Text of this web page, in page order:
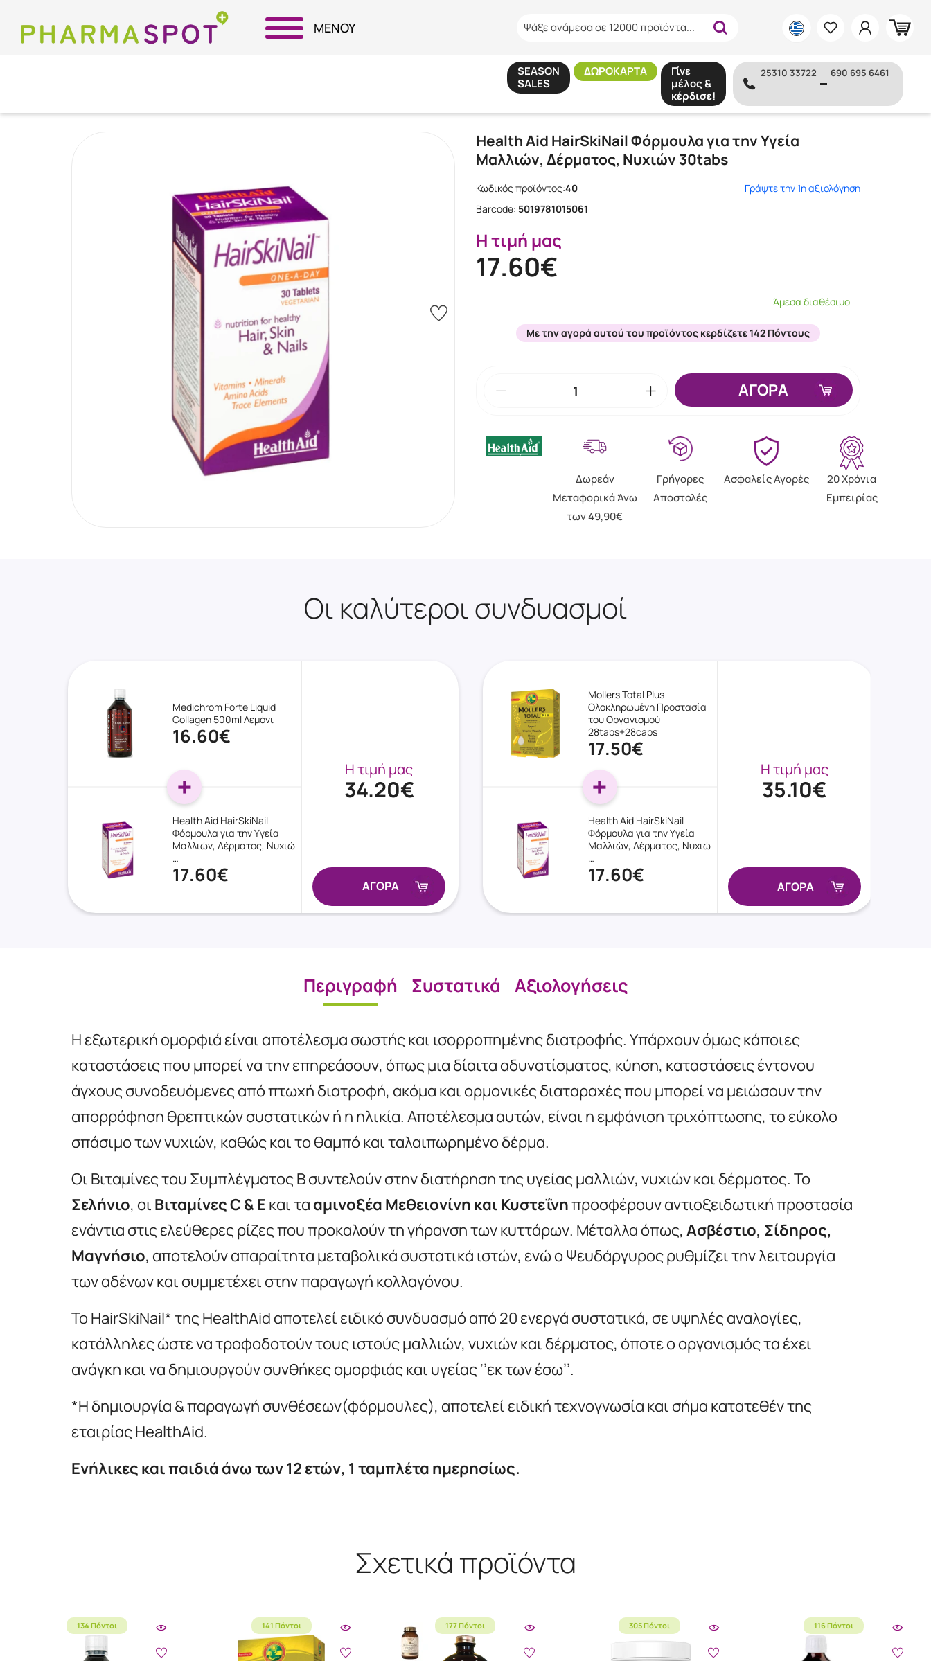
ΜΕΝΟΥ Ψάξε ανάμεσα σε 12000 προϊόντα...
SEASON
SALES
ΔΩΡΟΚΑΡΤΑ
Γίνε
μέλος &
κέρδισε!
25310 33722 690 695 6461
Health Aid HairSkiNail Φόρμουλα για την Υγεία Μαλλιών, Δέρματος, Νυχιών 30tabs
Health Aid HairSkiNail Φόρμουλα για την Υγεία
Μαλλιών, Δέρματος, Νυχιών 30tabs
Κωδικός προϊόντος:40
Γράψτε την 1η αξιολόγηση
Barcode: 5019781015061
Η τιμή μας
17.60€
Άμεσα διαθέσιμο
Με την αγορά αυτού του προϊόντος κερδίζετε 142 Πόντους
ΑΓΟΡΑ
Δωρεάν
Μεταφορικά Άνω
των 49,90€
Γρήγορες
Αποστολές
Ασφαλείς Αγορές
20 Χρόνια
Εμπειρίας
Οι καλύτεροι συνδυασμοί
Medichrom Forte Liquid
Collagen 500ml Λεμόνι
16.60€
Health Aid HairSkiNail
Φόρμουλα για την Υγεία
Μαλλιών, Δέρματος, Νυχιώ
…
17.60€
Η τιμή μας
34.20€
ΑΓΟΡΑ
Mollers Total Plus
Oλοκληρωμένη Προστασία
του Οργανισμού
28tabs+28caps
17.50€
Health Aid HairSkiNail
Φόρμουλα για την Υγεία
Μαλλιών, Δέρματος, Νυχιώ
…
17.60€
Η τιμή μας
35.10€
ΑΓΟΡΑ
Περιγραφή Συστατικά Αξιολογήσεις
Η εξωτερική ομορφιά είναι αποτέλεσμα σωστής και ισορροπημένης διατροφής. Υπάρχουν όμως κάποιες
καταστάσεις που μπορεί να την επηρεάσουν, όπως μια δίαιτα αδυνατίσματος, κύηση, καταστάσεις έντονου
άγχους συνοδευόμενες από πτωχή διατροφή, ακόμα και ορμονικές διαταραχές που μπορεί να μειώσουν την
απορρόφηση θρεπτικών συστατικών ή η ηλικία. Αποτέλεσμα αυτών, είναι η εμφάνιση τριχόπτωσης, το εύκολο
σπάσιμο των νυχιών, καθώς και το θαμπό και ταλαιπωρημένο δέρμα.
Οι Βιταμίνες του Συμπλέγματος Β συντελούν στην διατήρηση της υγείας μαλλιών, νυχιών και δέρματος. Το
Σελήνιο, οι Βιταμίνες C & E και τα αμινοξέα Μεθειονίνη και Κυστεΐνηπροσφέρουν αντιοξειδωτική προστασία
ενάντια στις ελεύθερες ρίζες που προκαλούν τη γήρανση των κυττάρων. Μέταλλα όπως, Ασβέστιο, Σίδηρος,
Μαγνήσιο, αποτελούν απαραίτητα μεταβολικά συστατικά ιστών, ενώ ο Ψευδάργυρος ρυθμίζει την λειτουργία
των αδένων και συμμετέχει στην παραγωγή κολλαγόνου.
Το HairSkiNail* της HealthAid αποτελεί ειδικό συνδυασμό από 20 ενεργά συστατικά, σε υψηλές αναλογίες,
κατάλληλες ώστε να τροφοδοτούν τους ιστούς μαλλιών, νυχιών και δέρματος, όποτε ο οργανισμός τα έχει
ανάγκη και να δημιουργούν συνθήκες ομορφιάς και υγείας ‘’εκ των έσω’’.
*Η δημιουργία & παραγωγή συνθέσεων(φόρμουλες), αποτελεί ειδική τεχνογνωσία και σήμα κατατεθέν της
εταιρίας HealthAid.
Ενήλικες και παιδιά άνω των 12 ετών, 1 ταμπλέτα ημερησίως.
Σχετικά προϊόντα
134 Πόντοι 141 Πόντοι 177 Πόντοι 305 Πόντοι 116 Πόντοι